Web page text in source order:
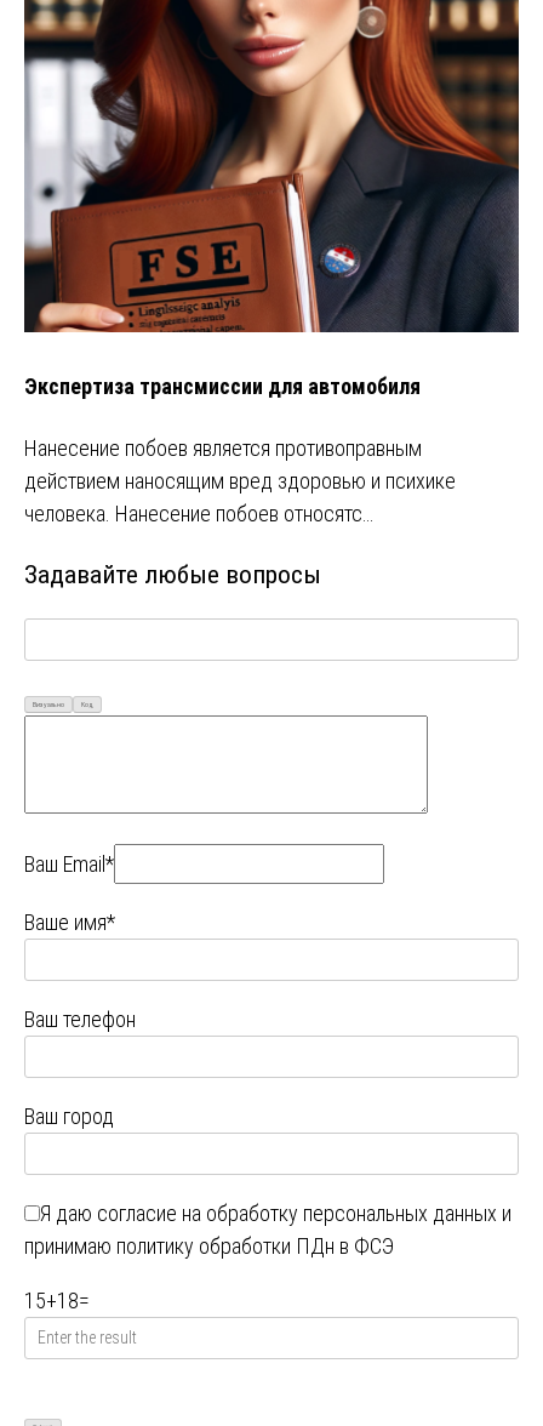
Экспертиза трансмиссии для автомобиля
Нанесение побоев является противоправным
действием наносящим вред здоровью и психике
человека. Нанесение побоев относятс…
Задавайте любые вопросы
Визуально Код
Ваш Email*
Ваше имя*
Ваш телефон
Ваш город
Я даю согласие на обработку персональных данных и
принимаю политику обработки ПДн в ФСЭ
15+18=